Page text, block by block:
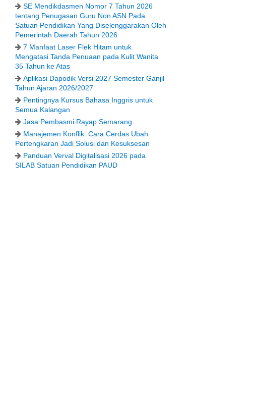
SE Mendikdasmen Nomor 7 Tahun 2026
tentang Penugasan Guru Non ASN Pada
Satuan Pendidikan Yang Diselenggarakan Oleh
Pemerintah Daerah Tahun 2026
7 Manfaat Laser Flek Hitam untuk
Mengatasi Tanda Penuaan pada Kulit Wanita
35 Tahun ke Atas
Aplikasi Dapodik Versi 2027 Semester Ganjil
Tahun Ajaran 2026/2027
Pentingnya Kursus Bahasa Inggris untuk
Semua Kalangan
Jasa Pembasmi Rayap Semarang
Manajemen Konflik: Cara Cerdas Ubah
Pertengkaran Jadi Solusi dan Kesuksesan
Panduan Verval Digitalisasi 2026 pada
SILAB Satuan Pendidikan PAUD